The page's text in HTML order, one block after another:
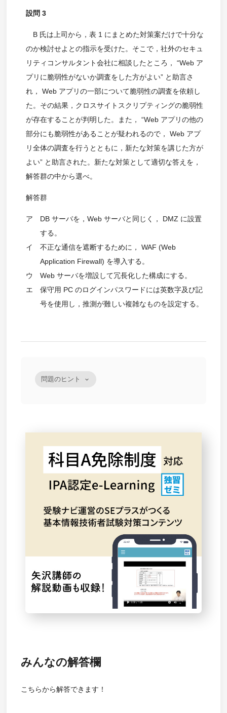
設問 3
B 氏は上司から，表 1 にまとめた対策案だけで十分な
のか検討せよとの指示を受けた。そこで，社外のセキュ
リティコンサルタント会社に相談したところ， “Web ア
プリに脆弱性がないか調査をした方がよい” と助言さ
れ， Web アプリの一部について脆弱性の調査を依頼し
た。その結果，クロスサイトスクリプティングの脆弱性
が存在することが判明した。また， “Web アプリの他の
部分にも脆弱性があることが疑われるので， Web アプ
リ全体の調査を行うとともに，新たな対策を講じた方が
よい” と助言された。新たな対策として適切な答えを，
解答群の中から選べ。
解答群
ア
DB サーバを，Web サーバと同じく， DMZ に設置
する。
イ
不正な通信を遮断するために， WAF (Web
Application Firewall) を導入する。
ウ
Web サーバを増設して冗長化した構成にする。
エ
保守用 PC のログインパスワードには英数字及び記
号を使用し，推測が難しい複雑なものを設定する。
問題のヒント
みんなの解答欄
こちらから解答できます！